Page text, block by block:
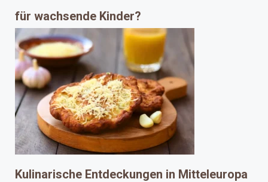
für wachsende Kinder?
Kulinarische Entdeckungen in Mitteleuropa